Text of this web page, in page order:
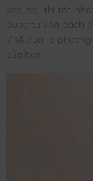
kéo dài thì tốt
được tư vấn cách
sĩ sẽ đưa ra
của bạn.